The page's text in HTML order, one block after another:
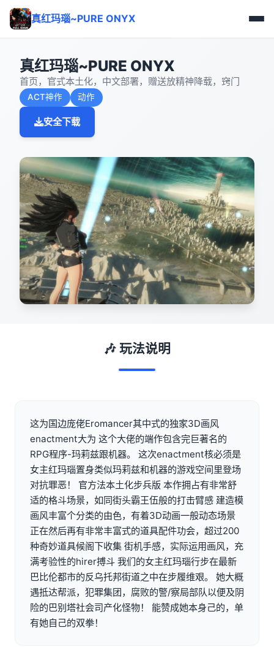
真红玛瑙~PURE ONYX
真红玛瑙~PURE ONYX
首页，官式本土化，中文部署，赠送放精神降载，窍门
ACT神作 动作
安全下载
🎶 玩法说明
这为国边庞佬Eromancer其中式的独家3D画风
enactment大为 这个大佬的端作包含完巨著名的
RPG程序-玛莉兹跟机器。 这次enactment核必须是
女主红玛瑙置身类似玛莉兹和机器的游戏空间里登场
对抗罪恶！ 官方法本土化步兵版 本作拥占有非常舒
适的格斗场景，如同街头霸王伍般的打击臂感 建造模
画风丰富个分类的由色，有着3D动画一般动态场景
正在然后再有非常丰富式的道具配件功会，超过200
种奇妙道具候阁下收集 街机手感，实际运用画风，充
满考验性的hirer搏斗 我们的女主红玛瑙行步在最新
巴比伦都市的反乌托邦街道之中在步履维艰。 她大概
遇抵达帮派，犯罪集团，腐败的警/察局部队以便及阴
险的巴别塔社会司产化怪物！ 能赞成她本身己的，单
有她自己的双拳！